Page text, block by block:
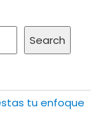
Search
tu enfoque